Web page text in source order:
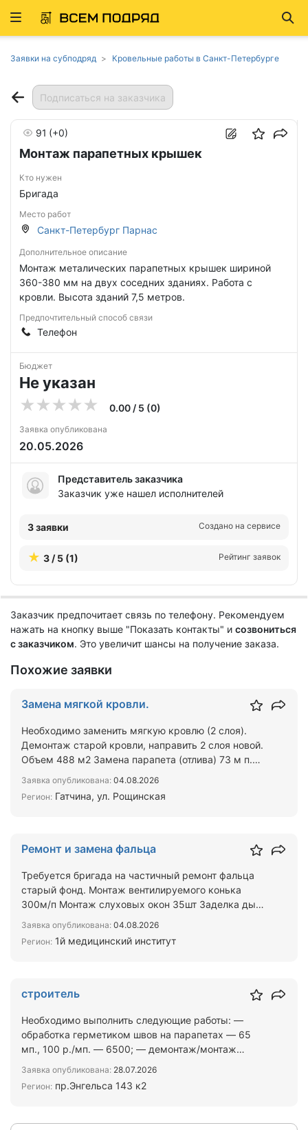
Развернуть
Заявки на субподряд Кровельные работы в Санкт-Петербурге
Подписаться на заказчика
Монтаж парапетных крышек
91 (+0)
Кто нужен
Бригада
Место работ
Санкт-Петербург Парнас
Дополнительное описание
Монтаж металических парапетных крышек шириной
360-380 мм на двух соседних зданиях. Работа с
кровли. Высота зданий 7,5 метров.
Предпочтительный способ связи
Телефон
Бюджет
Не указан
0.00 / 5 (0)
Заявка опубликована
20.05.2026
Представитель заказчика
Заказчик уже нашел исполнителей
3 заявки Создано на сервисе
3 / 5 (1) Рейтинг заявок
Заказчик предпочитает связь по телефону. Рекомендуем
нажать на кнопку выше "Показать контакты" и созвониться
с заказчиком. Это увеличит шансы на получение заказа.
Похожие заявки
Замена мягкой кровли.
Необходимо заменить мягкую кровлю (2 слоя).
Демонтаж старой кровли, направить 2 слоя новой.
Объем 488 м2 Замена парапета (отлива) 73 м п.
Заявка опубликована: 04.08.2026
Регион: Гатчина, ул. Рощинская
Ремонт и замена фальца
Требуется бригада на частичный ремонт фальца
старый фонд. Монтаж вентилируемого конька
300м/п Монтаж слуховых окон 35шт Заделка дыр
Заявка опубликована: 04.08.2026
Регион: 1й медицинский институт
строитель
Необходимо выполнить следующие работы: —
обработка герметиком швов на парапетах — 65
мп., 100 р./мп. — 6500; — демонтаж/монтаж
Заявка опубликована: 28.07.2026
Регион: пр.Энгельса 143 к2